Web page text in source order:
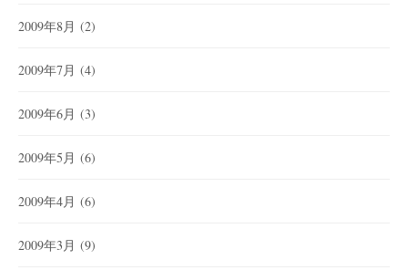
2009年8月 (2)
2009年7月 (4)
2009年6月 (3)
2009年5月 (6)
2009年4月 (6)
2009年3月 (9)